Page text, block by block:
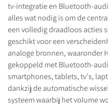
tv-integratie en Bluetooth-
alles wat nodig is om de
een volledig draadloos acties
geschikt voor een
analoge bronnen, waaronder
gekoppeld met Bluetooth-
smartphones, tablets, tv's,
dankzij de automatische
systeem waarbij het volume